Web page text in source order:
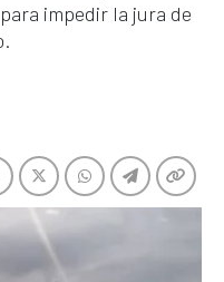
impedir la jura de